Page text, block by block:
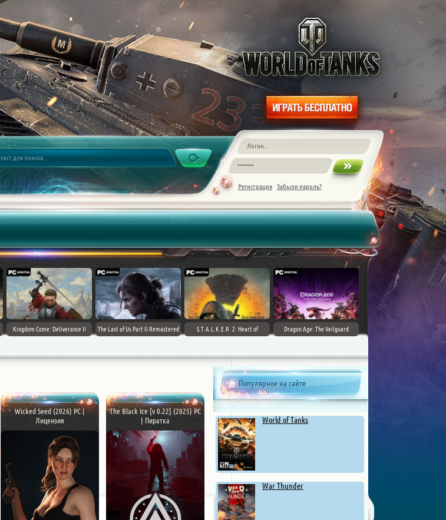
Регистрация Забыли пароль?
Kingdom Come: Deliverance II The Last of Us Part II Remastered
S.T.A.L.K.E.R. 2: Heart of
Dragon Age: The Veilguard
Популярное на сайте
World of Tanks
War Thunder
Wicked Seed (2026) PC |
Лицензия
The Black Ice [v 0.22] (2025) PC
| Пиратка